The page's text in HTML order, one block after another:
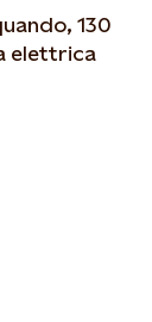
130
elettrica